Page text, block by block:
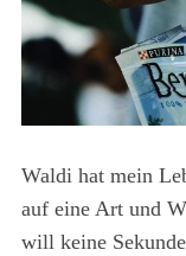
Waldi hat mein
auf eine Art und
will keine